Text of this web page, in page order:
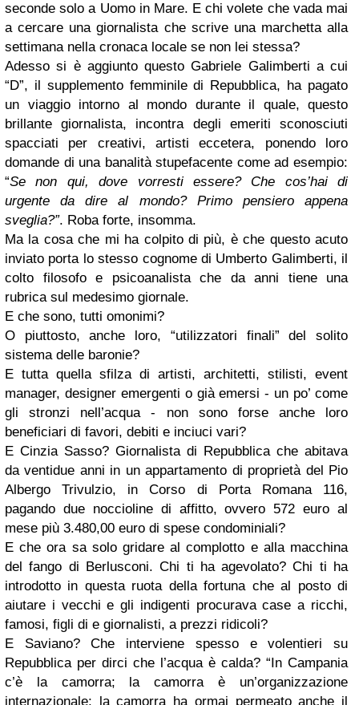
seconde solo a Uomo in Mare. E chi volete che vada mai
a cercare una giornalista che scrive una marchetta alla
settimana nella cronaca locale se non lei stessa?
Adesso si è aggiunto questo Gabriele Galimberti a cui
“D”, il supplemento femminile di Repubblica, ha pagato
un viaggio intorno al mondo durante il quale, questo
brillante giornalista, incontra degli emeriti sconosciuti
spacciati per creativi, artisti eccetera, ponendo loro
domande di una banalità stupefacente come ad esempio:
“Se non qui, dove vorresti essere? Che cos’hai di
urgente da dire al mondo? Primo pensiero appena
sveglia?”. Roba forte, insomma.
Ma la cosa che mi ha colpito di più, è che questo acuto
inviato porta lo stesso cognome di Umberto Galimberti, il
colto filosofo e psicoanalista che da anni tiene una
rubrica sul medesimo giornale.
E che sono, tutti omonimi?
O piuttosto, anche loro, “utilizzatori finali” del solito
sistema delle baronie?
E tutta quella sfilza di artisti, architetti, stilisti, event
manager, designer emergenti o già emersi - un po’ come
gli stronzi nell’acqua - non sono forse anche loro
beneficiari di favori, debiti e inciuci vari?
E Cinzia Sasso? Giornalista di Repubblica che abitava
da ventidue anni in un appartamento di proprietà del Pio
Albergo Trivulzio, in Corso di Porta Romana 116,
pagando due noccioline di affitto, ovvero 572 euro al
mese più 3.480,00 euro di spese condominiali?
E che ora sa solo gridare al complotto e alla macchina
del fango di Berlusconi. Chi ti ha agevolato? Chi ti ha
introdotto in questa ruota della fortuna che al posto di
aiutare i vecchi e gli indigenti procurava case a ricchi,
famosi, figli di e giornalisti, a prezzi ridicoli?
E Saviano? Che interviene spesso e volentieri su
Repubblica per dirci che l’acqua è calda? “In Campania
c’è la camorra; la camorra è un’organizzazione
internazionale; la camorra ha ormai permeato anche il